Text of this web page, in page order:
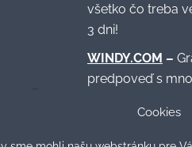
Cookies
Helena Svedkova
28/12/2024
produktu.
všetko čo treba
3 dni!
WINDY.COM –
predpoveď s